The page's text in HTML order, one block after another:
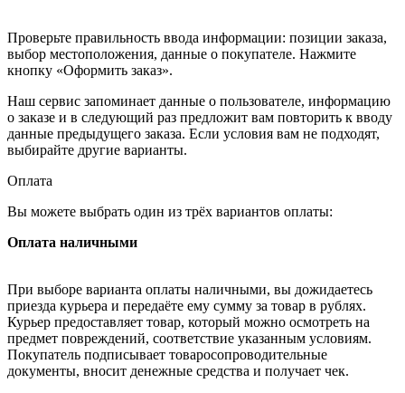
Проверьте правильность ввода информации: позиции заказа,
выбор местоположения, данные о покупателе. Нажмите
кнопку «Оформить заказ».
Наш сервис запоминает данные о пользователе, информацию
о заказе и в следующий раз предложит вам повторить к вводу
данные предыдущего заказа. Если условия вам не подходят,
выбирайте другие варианты.
Оплата
Вы можете выбрать один из трёх вариантов оплаты:
Оплата наличными
При выборе варианта оплаты наличными, вы дожидаетесь
приезда курьера и передаёте ему сумму за товар в рублях.
Курьер предоставляет товар, который можно осмотреть на
предмет повреждений, соответствие указанным условиям.
Покупатель подписывает товаросопроводительные
документы, вносит денежные средства и получает чек.